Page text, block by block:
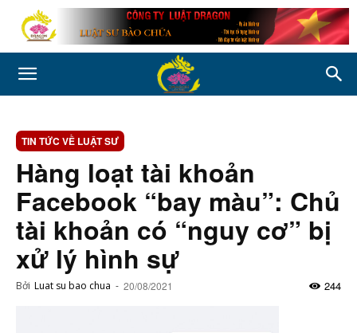
TIN TỨC VỀ LUẬT SƯ
Hàng loạt tài khoản
Facebook “bay màu”: Chủ
tài khoản có “nguy cơ” bị
xử lý hình sự
Bởi Luat su bao chua - 20/08/2021 244